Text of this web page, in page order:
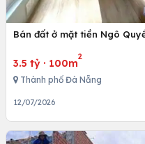
Bán đất ở mặt tiền Ngô
3.5 tỷ · 100m
2
Thành phố Đà Nẵng
12/07/2026